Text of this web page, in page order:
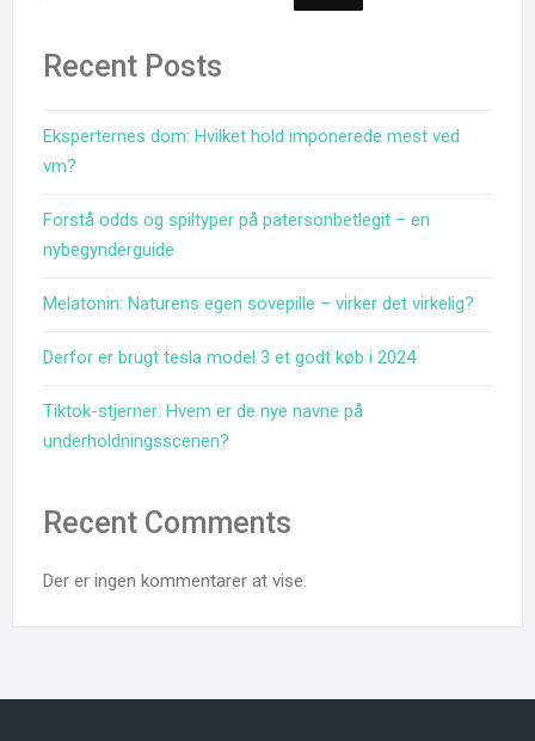
Recent Posts
Eksperternes dom: Hvilket hold imponerede mest ved
vm?
Forstå odds og spiltyper på patersonbetlegit – en
nybegynderguide
Melatonin: Naturens egen sovepille – virker det virkelig?
Derfor er brugt tesla model 3 et godt køb i 2024
Tiktok-stjerner: Hvem er de nye navne på
underholdningsscenen?
Recent Comments
Der er ingen kommentarer at vise.